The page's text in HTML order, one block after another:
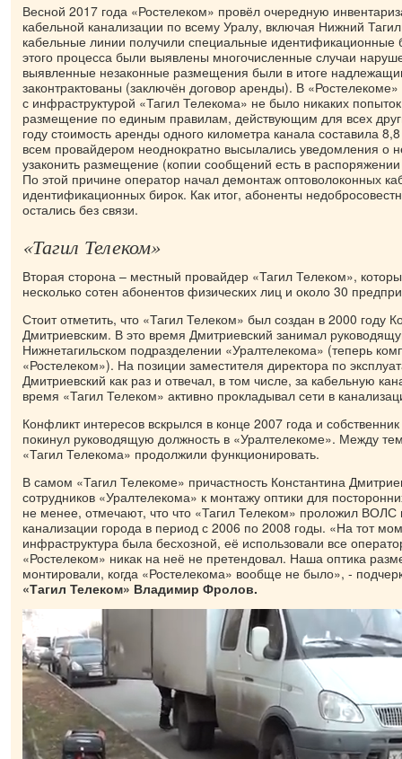
Весной 2017 года «Ростелеком» провёл очередную
кабельной канализации по всему Уралу, включая Нижний
кабельные линии получили специальные идентификационные
этого процесса были выявлены многочисленные случаи
выявленные незаконные размещения были в итоге
законтрактованы (заключён договор аренды). В
с инфраструктурой «Тагил Телекома» не было никаких попыток
размещение по единым правилам, действующим для всех
году стоимость аренды одного километра канала составила
всем провайдером неоднократно высылались уведомления о
узаконить размещение (копии сообщений есть в
По этой причине оператор начал демонтаж оптоволоконных
идентификационных бирок. Как итог, абоненты
остались без связи.
«Тагил Телеком»
Вторая сторона – местный провайдер «Тагил Телеком»,
несколько сотен абонентов физических лиц и около 30
Стоит отметить, что «Тагил Телеком» был создан в 2000 году
Дмитриевским. В это время Дмитриевский занимал
Нижнетагильском подразделении «Уралтелекома» (теперь
«Ростелеком»). На позиции заместителя директора по
Дмитриевский как раз и отвечал, в том числе, за кабельную
время «Тагил Телеком» активно прокладывал сети в
Конфликт интересов вскрылся в конце 2007 года и
покинул руководящую должность в «Уралтелекоме». Между
«Тагил Телекома» продолжили функционировать.
В самом «Тагил Телекоме» причастность Константина
сотрудников «Уралтелекома» к монтажу оптики для
не менее, отмечают, что что «Тагил Телеком» проложил ВОЛС
канализации города в период с 2006 по 2008 годы. «На тот
инфраструктура была бесхозной, её использовали все
«Ростелеком» никак на неё не претендовал. Наша оптика
монтировали, когда «Ростелекома» вообще не было», -
«Тагил Телеком» Владимир Фролов.